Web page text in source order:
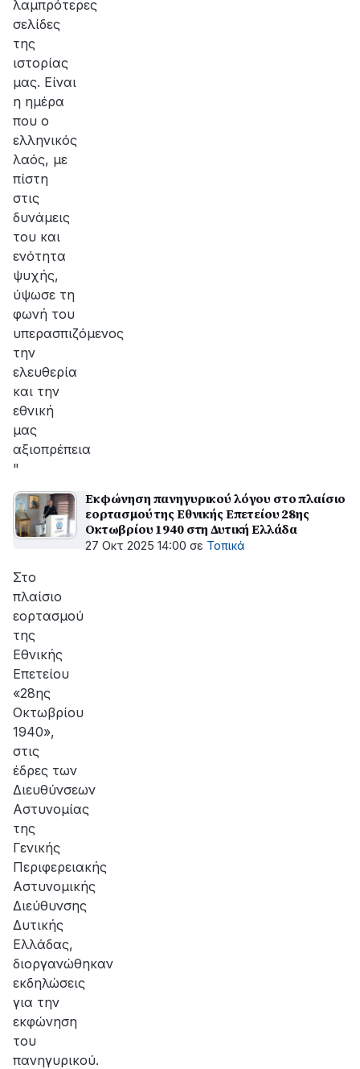
λαμπρότερες
σελίδες
της
ιστορίας
μας. Είναι
η ημέρα
που ο
ελληνικός
λαός, με
πίστη
στις
δυνάμεις
του και
ενότητα
ψυχής,
ύψωσε τη
φωνή του
υπερασπιζόμενος
την
ελευθερία
και την
εθνική
μας
αξιοπρέπεια
"
Εκφώνηση πανηγυρικού λόγου στο πλαίσιο
εορτασμού της Εθνικής Επετείου 28ης
Οκτωβρίου 1940 στη Δυτική Ελλάδα
27 Οκτ 2025 14:00 σε Τοπικά
Στο
πλαίσιο
εορτασμού
της
Εθνικής
Επετείου
«28ης
Οκτωβρίου
1940»,
στις
έδρες των
Διευθύνσεων
Αστυνομίας
της
Γενικής
Περιφερειακής
Αστυνομικής
Διεύθυνσης
Δυτικής
Ελλάδας,
διοργανώθηκαν
εκδηλώσεις
για την
εκφώνηση
του
πανηγυρικού.